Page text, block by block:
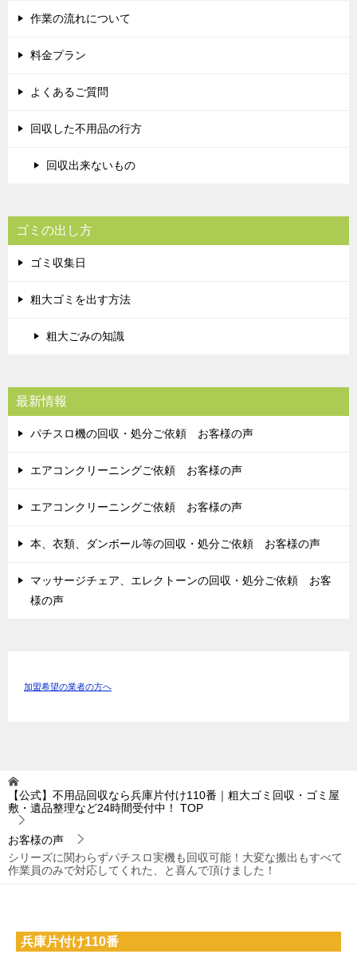
作業の流れについて
料金プラン
よくあるご質問
回収した不用品の行方
回収出来ないもの
ゴミの出し方
ゴミ収集日
粗大ゴミを出す方法
粗大ごみの知識
最新情報
パチスロ機の回収・処分ご依頼 お客様の声
エアコンクリーニングご依頼 お客様の声
エアコンクリーニングご依頼 お客様の声
本、衣類、ダンボール等の回収・処分ご依頼 お客様の声
マッサージチェア、エレクトーンの回収・処分ご依頼 お客
様の声
加盟希望の業者の方へ
【公式】不用品回収なら兵庫片付け110番｜粗大ゴミ回収・ゴミ屋
敷・遺品整理など24時間受付中！
TOP
お客様の声
シリーズに関わらずパチスロ実機も回収可能！大変な搬出もすべて
作業員のみで対応してくれた、と喜んで頂けました！
兵庫片付け110番